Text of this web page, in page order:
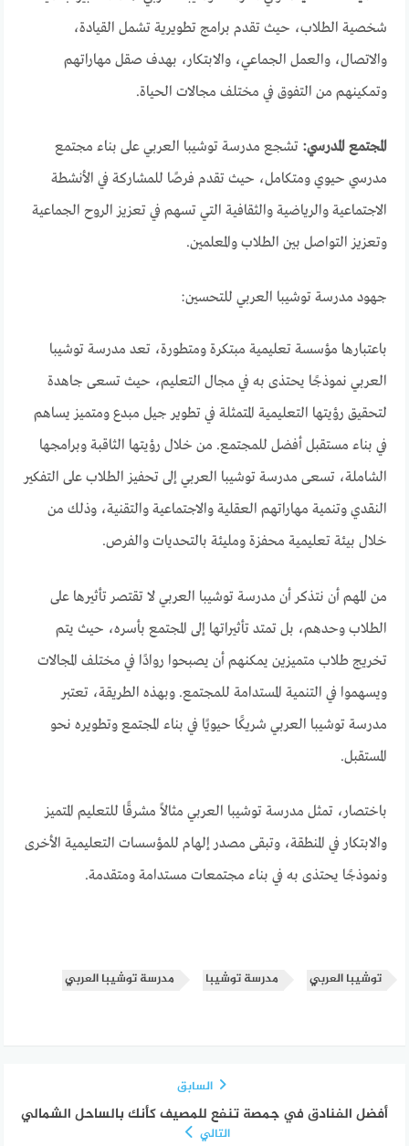
شخصية الطلاب، حيث تقدم برامج تطويرية تشمل القيادة،
والاتصال، والعمل الجماعي، والابتكار، بهدف صقل مهاراتهم
وتمكينهم من التفوق في مختلف مجالات الحياة.
المجتمع المدرسي: تشجع مدرسة توشيبا العربي على بناء مجتمع
مدرسي حيوي ومتكامل، حيث تقدم فرصًا للمشاركة في الأنشطة
الاجتماعية والرياضية والثقافية التي تسهم في تعزيز الروح الجماعية
وتعزيز التواصل بين الطلاب والمعلمين.
جهود مدرسة توشيبا العربي للتحسين:
باعتبارها مؤسسة تعليمية مبتكرة ومتطورة، تعد مدرسة توشيبا
العربي نموذجًا يحتذى به في مجال التعليم، حيث تسعى جاهدة
لتحقيق رؤيتها التعليمية المتمثلة في تطوير جيل مبدع ومتميز يساهم
في بناء مستقبل أفضل للمجتمع. من خلال رؤيتها الثاقبة وبرامجها
الشاملة، تسعى مدرسة توشيبا العربي إلى تحفيز الطلاب على التفكير
النقدي وتنمية مهاراتهم العقلية والاجتماعية والتقنية، وذلك من
خلال بيئة تعليمية محفزة ومليئة بالتحديات والفرص.
من المهم أن نتذكر أن مدرسة توشيبا العربي لا تقتصر تأثيرها على
الطلاب وحدهم، بل تمتد تأثيراتها إلى المجتمع بأسره، حيث يتم
تخريج طلاب متميزين يمكنهم أن يصبحوا روادًا في مختلف المجالات
ويسهموا في التنمية المستدامة للمجتمع. وبهذه الطريقة، تعتبر
مدرسة توشيبا العربي شريكًا حيويًا في بناء المجتمع وتطويره نحو
المستقبل.
باختصار، تمثل مدرسة توشيبا العربي مثالاً مشرقًا للتعليم المتميز
والابتكار في المنطقة، وتبقى مصدر إلهام للمؤسسات التعليمية الأخرى
ونموذجًا يحتذى به في بناء مجتمعات مستدامة ومتقدمة.
توشيبا العربي مدرسة توشيبا مدرسة توشيبا العربي
السابق
أفضل الفنادق في جمصة تنفع للمصيف كأنك بالساحل الشمالي
التالي